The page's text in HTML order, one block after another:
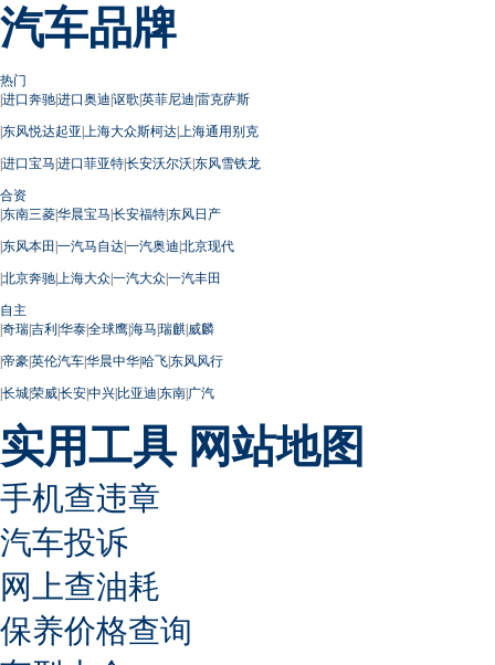
汽车品牌
热门
|进口奔驰|进口奥迪|讴歌|英菲尼迪|雷克萨斯
|东风悦达起亚| 上海大众斯柯达| 上海通用别克
|进口宝马|进口菲亚特|长安沃尔沃|东风雪铁龙
合资
|东南三菱|华晨宝马|长安福特|东风日产
|东风本田 |一汽马自达|一汽奥迪|北京现代
|北京奔驰| 上海大众|一汽大众|一汽丰田
自主
|奇瑞|吉利|华泰|全球鹰|海马|瑞麒|威麟
|帝豪|英伦汽车|华晨中华|哈飞|东风风行
|长城|荣威|长安|中兴|比亚迪|东南|广汽
实用工具 网站地图
手机查违章
汽车投诉
网上查油耗
保养价格查询